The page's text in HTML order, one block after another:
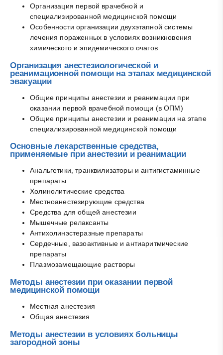
Организация первой врачебной и
специализированной медицинской помощи
Особенности организации двухэтапной системы
лечения пораженных в условиях возникновения
химического и эпидемического очагов
Организация анестезиологической и
реанимационной помощи на этапах медицинской
эвакуации
Общие принципы анестезии и реанимации при
оказании первой врачебной помощи (в ОПМ)
Общие принципы анестезии и реанимации на этапе
специализированной медицинской помощи
Основные лекарственные средства,
применяемые при анестезии и реанимации
Анальгетики, транквилизаторы и антигистаминные
препараты
Холинолитические средства
Местноанестезирующие средства
Средства для общей анестезии
Мышечные релаксанты
Антихолинэстеразные препараты
Сердечные, вазоактивные и антиаритмические
препараты
Плазмозамещающие растворы
Методы анестезии при оказании первой
медицинской помощи
Местная анестезия
Общая анестезия
Методы анестезии в условиях больницы
загородной зоны